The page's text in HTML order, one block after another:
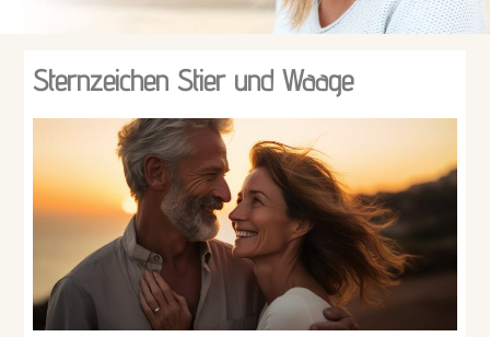
Sternzeichen Stier und Waage